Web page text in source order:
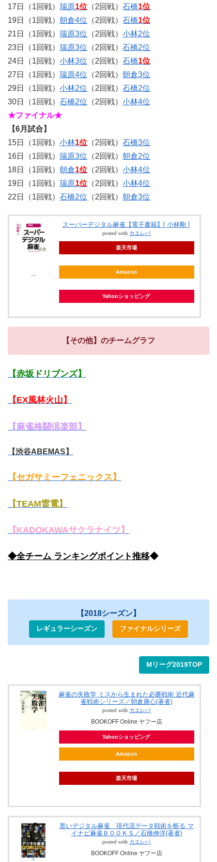
17日（1回戦） 瑞原1位 （2回戦） 石橋1位
19日（1回戦） 朝倉4位 （2回戦） 石橋1位
21日（1回戦） 瑞原3位 （2回戦） 小林2位
23日（1回戦） 瑞原3位 （2回戦） 石橋2位
24日（1回戦） 小林3位 （2回戦） 石橋1位
27日（1回戦） 瑞原4位 （2回戦） 朝倉3位
29日（1回戦） 小林2位 （2回戦） 石橋2位
30日（1回戦） 石橋2位 （2回戦） 小林4位
★ファイナル★
【6月試合】
15日（1回戦） 小林1位 （2回戦） 石橋3位
16日（1回戦） 瑞原3位 （2回戦） 朝倉2位
18日（1回戦） 朝倉1位 （2回戦） 小林4位
19日（1回戦） 瑞原1位 （2回戦） 小林4位
22日（1回戦） 石橋2位 （2回戦） 朝倉3位
スーパーデジタル麻雀【電子書籍】[ 小林剛 ]
posted with カエレバ
楽天市場
Amazon
Yahooショッピング
【その他】のチームグラフ
【赤坂ドリブンズ】
【EX風林火山】
【麻雀格闘倶楽部】
【渋谷ABEMAS】
【セガサミーフェニックス】
【TEAM雷電】
【KADOKAWAサクラナイツ】
◆全チーム ランキングポイント推移◆
【2018シーズン】
レギュラーシーズン ファイナルシリーズ
Mリーグ2019TOP
麻雀の失敗学 ミスから生まれた必勝戦術 近代麻
雀戦術シリーズ／朝倉康心(著者)
posted with カエレバ
BOOKOFF Online ヤフー店
Yahooショッピング
Amazon
楽天市場
黒いデジタル麻雀 現代流データ戦術を斬る マ
イナビ麻雀ＢＯＯＫＳ／石橋伸洋(著者)
posted with カエレバ
BOOKOFF Online ヤフー店